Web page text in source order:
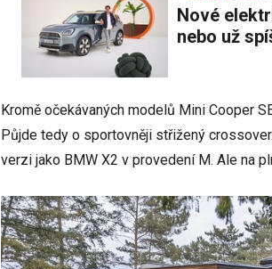
Nové elektrické Mini Countryman je tady: Mini,
nebo už
Kromě očekávaných modelů Mini Cooper
Půjde tedy o sportovněji střižený
verzi jako BMW X2 v provedení M. Ale na